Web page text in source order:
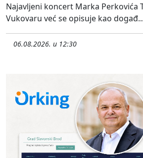
Najavljeni koncert Marka Perkovića
Vukovaru već se opisuje kao događ...
06.08.2026. u 12:30